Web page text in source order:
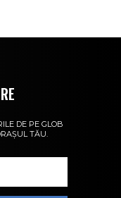
DE PE GLOB
TĂU.